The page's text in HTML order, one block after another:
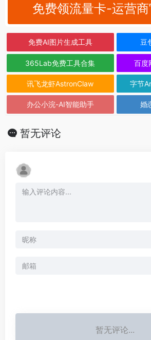
免费领流量卡-运营
免费AI图片生成工具 豆
365Lab免费工具合集 百度
讯飞龙虾AstronClaw 字节
办公小浣-AI智能助手 婚
暂无评论
暂无评论...